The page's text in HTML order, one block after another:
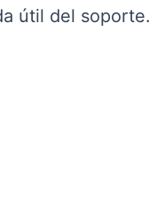
útil del soporte.